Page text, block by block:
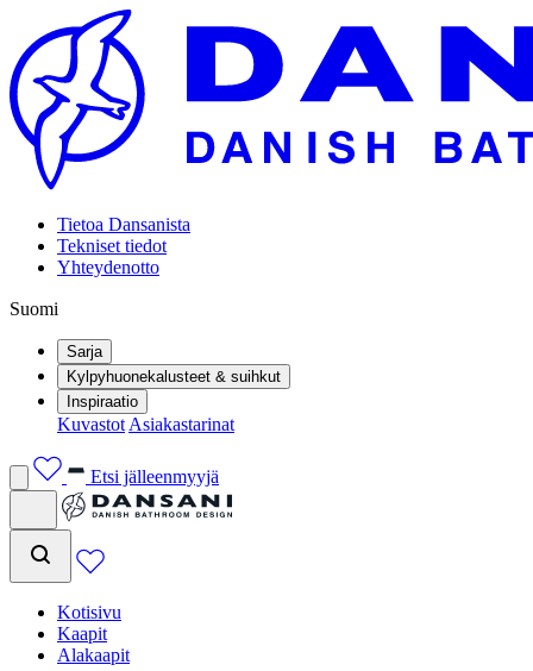
Tietoa Dansanista
Tekniset tiedot
Yhteydenotto
Suomi
Sarja
Kylpyhuonekalusteet & suihkut
Inspiraatio
Kuvastot Asiakastarinat
Etsi jälleenmyyjä
Kotisivu
Kaapit
Alakaapit